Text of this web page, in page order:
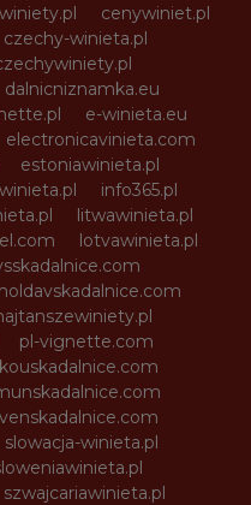
cenywiniet.pl
czechy-winieta.pl
dalnicniznamka.eu
e-winieta.eu
electronicavinieta.com
estoniawinieta.pl
info365.pl
litwawinieta.pl
lotvawinieta.pl
pl-vignette.com
slowacja-winieta.pl
szwajcariawinieta.pl